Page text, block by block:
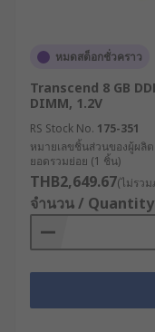
หมดสต็อกชั่วคราว
Transcend 8 GB
DIMM, 1.2V
RS Stock No. 175-351
หมายเลขชิ้นส่วนของผู้ผลิ
ยอดรวมย่อย (1 ชิ้น)
THB2,649.67(ไม่รว
จำนวน / Quantity